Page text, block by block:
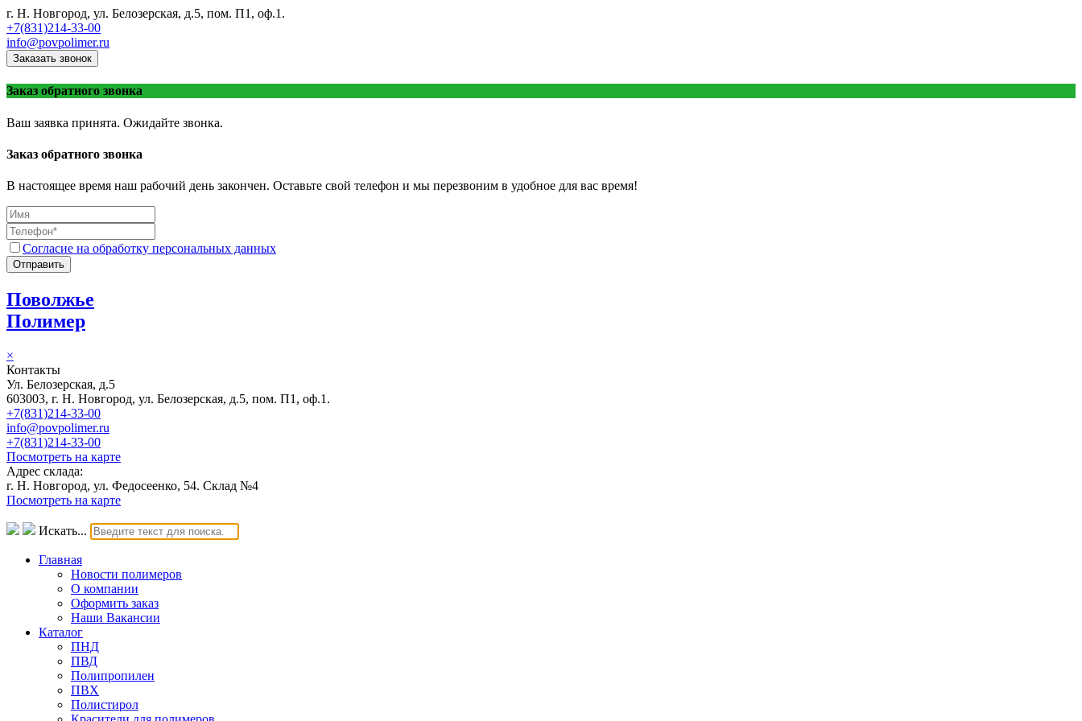
г. Н. Новгород, ул. Белозерская, д.5, пом. П1, оф.1.
+7(831)214-33-00
info@povpolimer.ru
Заказать звонок
Заказ обратного звонка
Ваш заявка принята. Ожидайте звонка.
Заказ обратного звонка
В настоящее время наш рабочий день закончен. Оставьте свой телефон и мы перезвоним в удобное для вас время!
Согласие на обработку персональных данных
Отправить
Поволжье
Полимер
×
Контакты
Ул. Белозерская, д.5
603003, г. Н. Новгород, ул. Белозерская, д.5, пом. П1, оф.1.
+7(831)214-33-00
info@povpolimer.ru
+7(831)214-33-00
Посмотреть на карте
Адрес склада:
г. Н. Новгород, ул. Федосеенко, 54. Склад №4
Посмотреть на карте
Искать...
Главная
Новости полимеров
О компании
Оформить заказ
Наши Вакансии
Каталог
ПНД
ПВД
Полипропилен
ПВХ
Полистирол